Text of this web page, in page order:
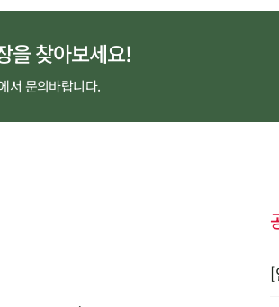
을 찾아보세요!
서 문의바랍니다.